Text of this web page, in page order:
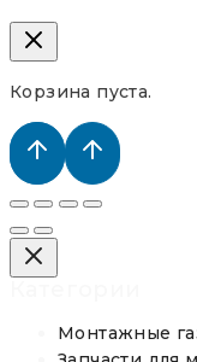
Корзина пуста.
Монтажные